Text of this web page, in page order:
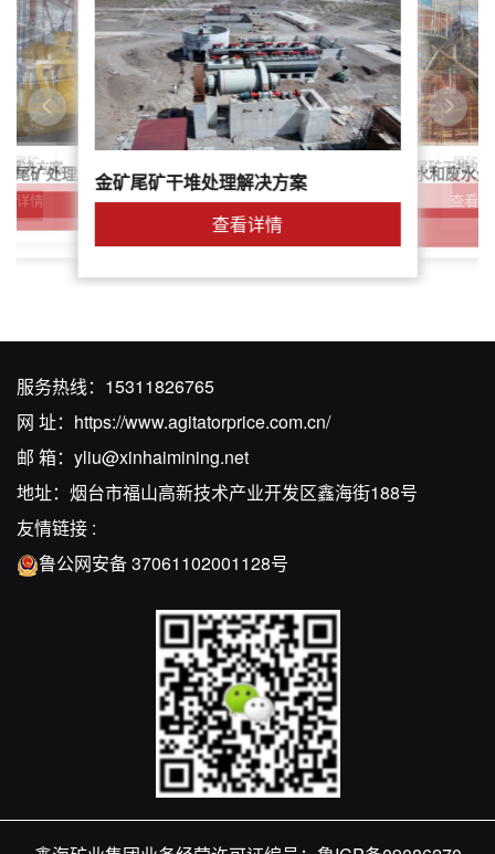
尾矿
解决方案
详情
尾矿处理解决方案简介金矿尾矿干堆处理解决方案
查看详情
鑫海尾矿处理系统：尾矿水和废水
解决方案
针对稀土尾矿干堆处
查看
尾矿干
服务热线： 15311826765
网 址： https://www.agitatorprice.com.cn/
邮 箱： yliu@xinhaimining.net
地址：烟台市福山高新技术产业开发区鑫海街188号
友情链接 :
鲁公网安备 37061102001128号